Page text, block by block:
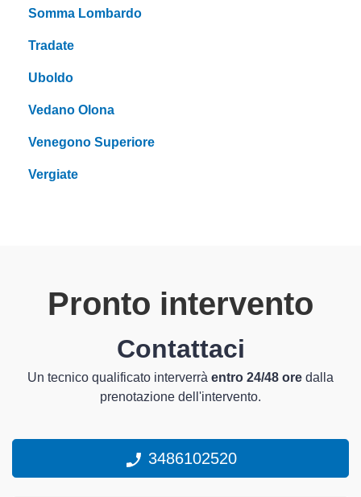
Somma Lombardo
Tradate
Uboldo
Vedano Olona
Venegono Superiore
Vergiate
Pronto intervento
Contattaci
Un tecnico qualificato interverrà entro 24/48 ore dalla
prenotazione dell'intervento.
3486102520